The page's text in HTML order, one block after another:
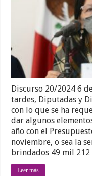
Discurso 20/2024 6
tardes, Diputadas y
con lo que se ha
dar algunos
año con el
noviembre, o sea la
brindados 49 mil
Leer más